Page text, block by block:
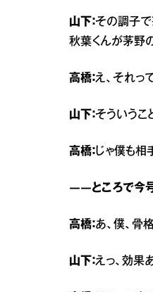
山下：その調子で
秋葉くんが茅野
高橋：え、それっ
山下：そういうこ
高橋：じゃ僕も相
――ところで今号
高橋：あ、僕、骨
山下：えっ、効果